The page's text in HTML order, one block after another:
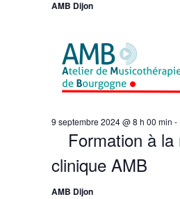
AMB Dijon
Formation à
clinique AMB
9 septembre 2024 @ 8 h 00 min -
AMB Dijon